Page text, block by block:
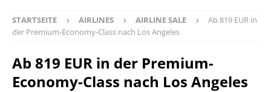
STARTSEITE AIRLINES AIRLINE SALE
Ab 819 EUR in
der Premium-Economy-Class nach Los Angeles
Ab 819 EUR in der Premium-
Economy-Class nach Los Angeles